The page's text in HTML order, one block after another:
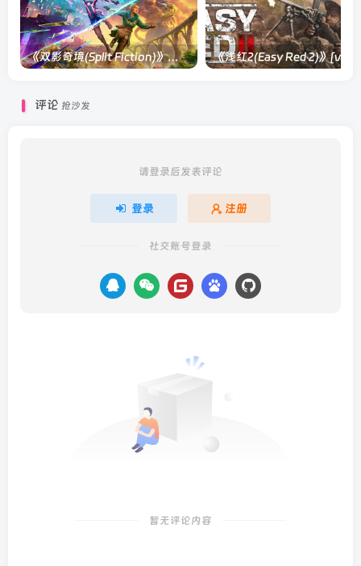
《双影奇境(Split Fiction)》单机版/联机版[v1.0 单机版/联机版]
评论 抢沙发
请登录后发表评论
登录 注册
社交账号登录
暂无评论内容